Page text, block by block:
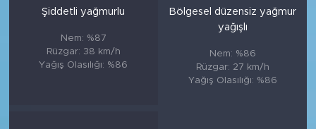
Şiddetli yağmurlu
Nem: %87
Rüzgar: 38 km/h
Yağış Olasılığı: %86
Bölgesel düzensiz yağmur
yağışlı
Nem: %86
Rüzgar: 27 km/h
Yağış Olasılığı: %86